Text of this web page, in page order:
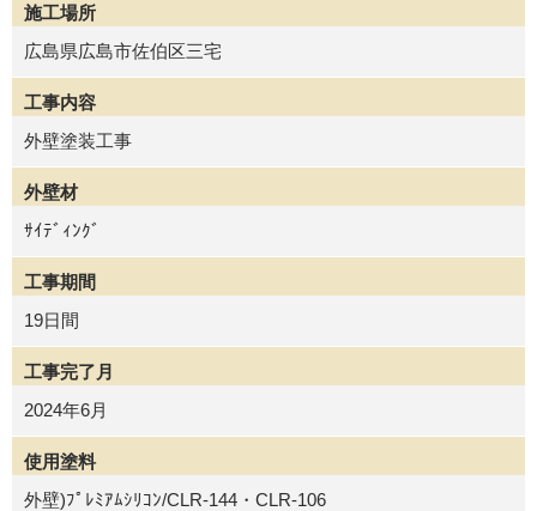
施工場所
広島県広島市佐伯区三宅
工事内容
外壁塗装工事
外壁材
ｻｲﾃﾞｨﾝｸﾞ
工事期間
19日間
工事完了月
2024年6月
使用塗料
外壁)ﾌﾟﾚﾐｱﾑｼﾘｺﾝ/CLR-144・CLR-106